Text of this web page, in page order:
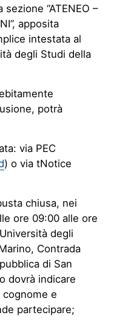
“ATENEO –
apposita
intestata al
degli Studi della
potrà
via PEC
) o via tNotice
chiusa, nei
ore 09:00 alle ore
degli
Contrada
di San
dovrà indicare
e
partecipare;